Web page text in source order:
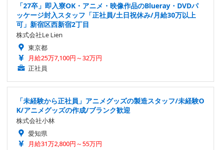
「27卒」即入寮OK・アニメ・映像作品のBlueray・DVDパ
ッケージ封入スタッフ「正社員/土日祝休み/月給30万以上
可」新宿区西新宿2丁目
株式会社Le Lien
東京都
月給25万7,100円～32万円
正社員
「未経験から正社員」アニメグッズの製造スタッフ/未経験O
K/アニメグッズの作成/ブランク歓迎
株式会社小林
愛知県
月給31万2,800円～55万円